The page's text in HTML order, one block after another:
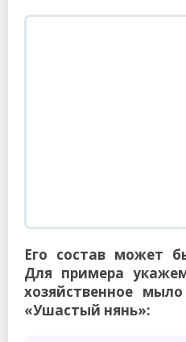
Его состав может
Для примера
хозяйственное
«Ушастый нянь»: